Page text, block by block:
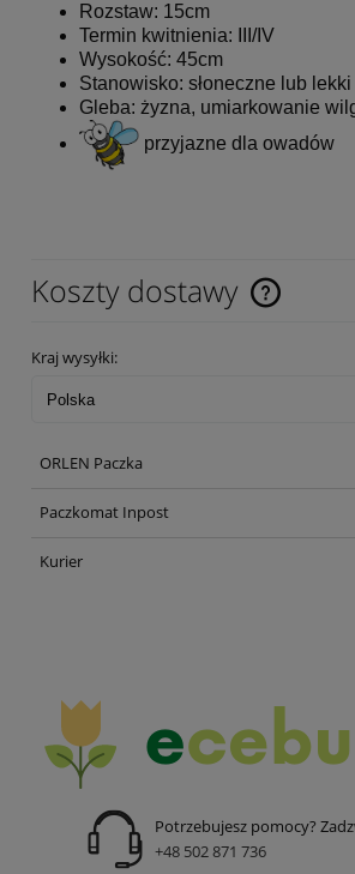
Rozstaw: 15cm
Termin kwitnienia: III/IV
Wysokość: 45cm
Stanowisko: słoneczne lub lekki
Gleba: żyzna, umiarkowanie
przyjazne dla owadów
Koszty dostawy
Cena nie zawiera ewentualnych kosztów
Kraj wysyłki:
ORLEN Paczka
Paczkomat Inpost
Kurier
Potrzebujesz pomocy?
+48 502 871 736